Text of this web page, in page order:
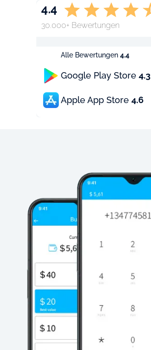
Alle Bewertungen 4.4
Google Play Store 4.3
Apple App Store 4.6
4.4
30.000+ Bewertungen